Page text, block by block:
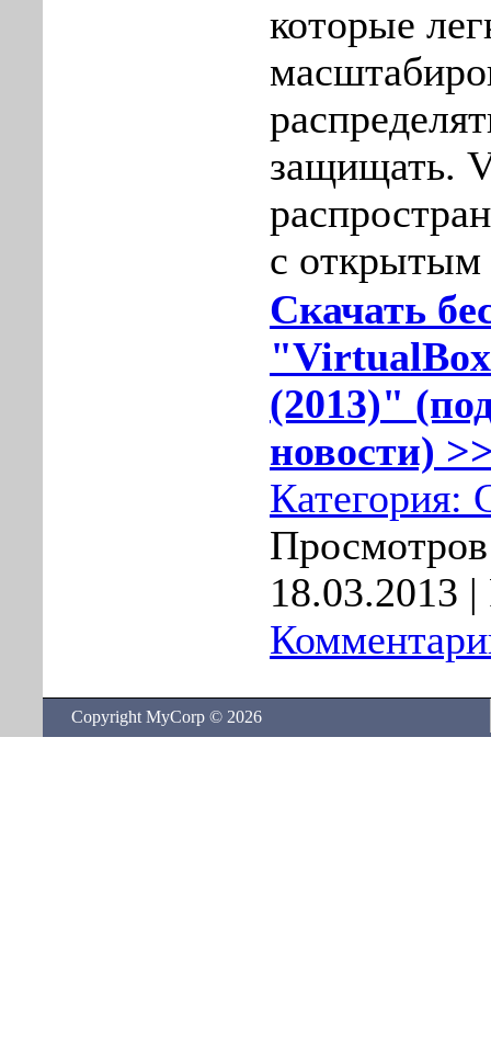
которые
защищать.
с
Скачать
"VirtualBox
(2013)"
новости)
Категория:
18.03.2013 |
Copyright MyCorp © 2026